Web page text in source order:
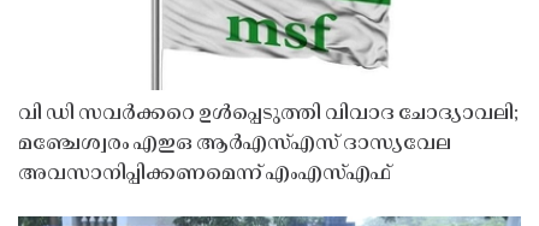
വി ഡി സവർക്കറെ ഉൾപ്പെടുത്തി വിവാദ ചോദ്യാവലി;
മഞ്ചേശ്വരം എഇഒ ആർഎസ്എസ് ദാസ്യവേല
അവസാനിപ്പിക്കണമെന്ന് എംഎസ്എഫ്